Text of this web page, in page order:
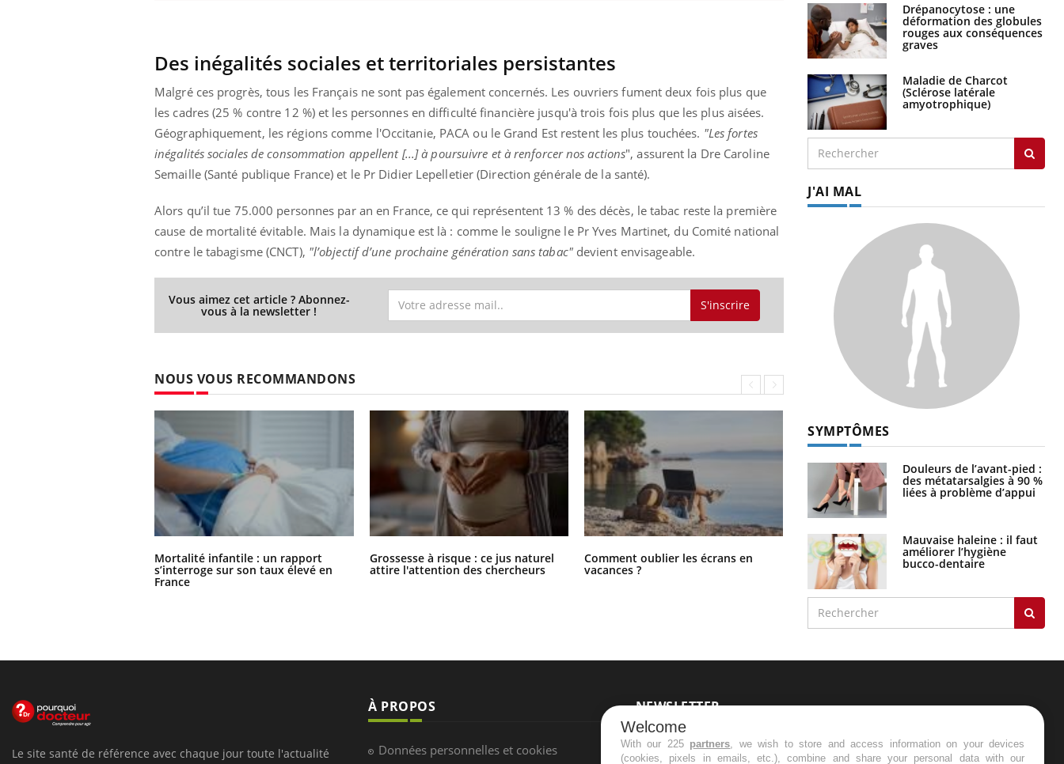
Des inégalités sociales et territoriales persistantes
Malgré ces progrès, tous les Français ne sont pas également concernés. Les ouvriers fument deux fois plus que
les cadres (25 % contre 12 %) et les personnes en difficulté financière jusqu'à trois fois plus que les plus aisées.
Géographiquement, les régions comme l'Occitanie, PACA ou le Grand Est restent les plus touchées. "Les fortes
inégalités sociales de consommation appellent [...] à poursuivre et à renforcer nos actions", assurent la Dre Caroline
Semaille (Santé publique France) et le Pr Didier Lepelletier (Direction générale de la santé).
Alors qu’il tue 75.000 personnes par an en France, ce qui représentent 13 % des décès, le tabac reste la première
cause de mortalité évitable. Mais la dynamique est là : comme le souligne le Pr Yves Martinet, du Comité national
contre le tabagisme (CNCT), "l’objectif d’une prochaine génération sans tabac"devient envisageable.
Vous aimez cet article ? Abonnez-
vous à la newsletter ! S'inscrire
NOUS VOUS RECOMMANDONS
Mortalité infantile : un rapport
s’interroge sur son taux élevé en
France
Grossesse à risque : ce jus naturel
attire l'attention des chercheurs
Comment oublier les écrans en
vacances ?
Toujours connectés : comment le
travail empiète de plus en plus sur
nos soirées
Drépanocytose : une
déformation des globules
rouges aux conséquences
graves
Maladie de Charcot
(Sclérose latérale
amyotrophique)
J'AI MAL
SYMPTÔMES
Douleurs de l’avant-pied :
des métatarsalgies à 90 %
liées à problème d’appui
Mauvaise haleine : il faut
améliorer l’hygiène
bucco-dentaire
Le site santé de référence avec chaque jour toute l'actualité
À PROPOS
Données personnelles et cookies
NEWSLETTER
Recevez toutes les semaines les meilleures
infos santé
Welcome
With our 225 partners, we wish to store and access information on your devices
(cookies, pixels in emails, etc.), combine and share your personal data with our